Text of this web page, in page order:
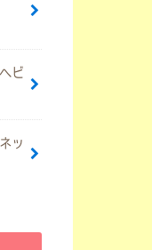
ビ
ッ